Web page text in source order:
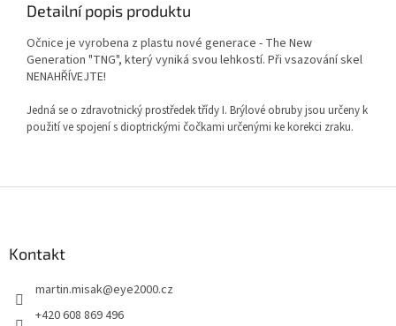
Detailní popis produktu
Očnice je vyrobena z plastu nové generace - The New
Generation "TNG", který vyniká svou lehkostí. Při vsazování skel
NENAHŘÍVEJTE!
Jedná se o zdravotnický prostředek třídy I. Brýlové obruby jsou určeny k
použití ve spojení s dioptrickými čočkami určenými ke korekci zraku.
Kontakt
martin.misak@eye2000.cz
+420 608 869 496